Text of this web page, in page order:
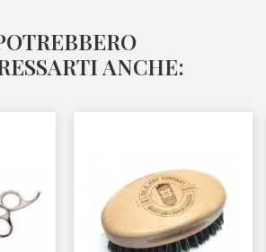
ANCHE: